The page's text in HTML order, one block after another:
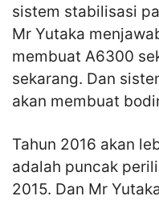
sistem stabilisasi
Mr Yutaka
membuat A6300
sekarang. Dan
akan membuat
Tahun 2016 akan
adalah puncak
2015. Dan Mr